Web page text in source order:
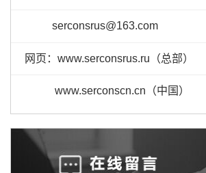
serconsrus@163.com
网页：www.serconsrus.ru（总部）
www.serconscn.cn（中国）